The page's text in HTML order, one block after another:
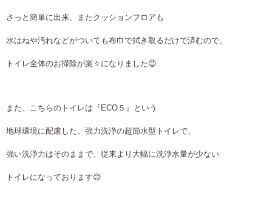
さっと簡単に出来、またクッションフロアも
水はねや汚れなどがついても布巾で拭き取るだけで済むので、
トイレ全体のお掃除が楽々になりました😉
また、こちらのトイレは『ECO５』という
地球環境に配慮した、強力洗浄の超節水型トイレで、
強い洗浄力はそのままで、従来より大幅に洗浄水量が少ない
トイレになっております😊